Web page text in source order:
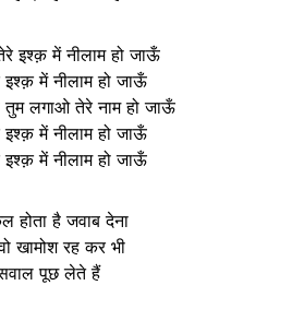
इश्क़ में नीलाम हो जाऊँ
में नीलाम हो जाऊँ
तुम लगाओ तेरे नाम हो जाऊँ
में नीलाम हो जाऊँ
में नीलाम हो जाऊँ
होता है जवाब देना
खामोश रह कर भी
पूछ लेते हैं